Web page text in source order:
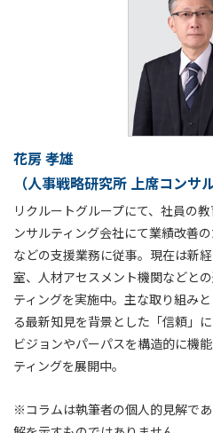
花房 孝雄
（人事戦略研究所 上席コンサ
リクルートグループにて、社員の
ンサルティング会社にて業績改善
などの支援業務に従事。現在は新
室、人材アセスメント機関などと
ティングを実施中。主な取り組み
る最新知見を背景とした「信頼」
ビジョンやパーパスを構造的に機
ティングを展開中。
※コラムは執筆者の個人的見解で